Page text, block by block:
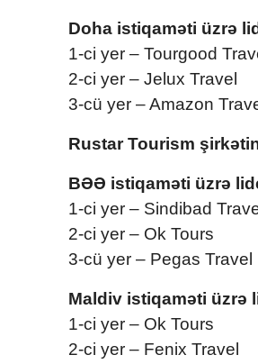
Doha istiqaməti üzrə
1-ci yer – Tourgood
2-ci yer – Jelux Travel
3-cü yer – Amazon
Rustar Tourism
BƏƏ istiqaməti üzrə
1-ci yer – Sindibad
2-ci yer – Ok Tours
3-cü yer – Pegas Travel
Maldiv istiqaməti üzrə
1-ci yer – Ok Tours
2-ci yer – Fenix Travel